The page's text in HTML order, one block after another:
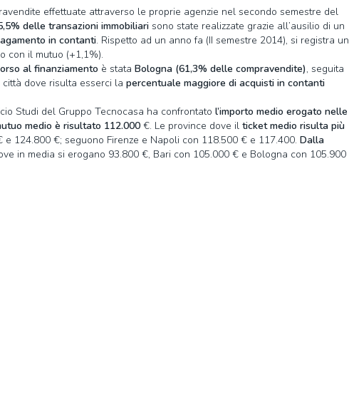
effettuate attraverso le proprie agenzie nel secondo semestre del
delle transazioni immobiliari sono state realizzate grazie all’ausilio di un
in contanti. Rispetto ad un anno fa (II semestre 2014), si registra un
con il mutuo (+1,1%).
al finanziamento è stata Bologna (61,3% delle compravendite), seguita
città dove risulta esserci la percentuale maggiore di acquisti in contanti
Studi del Gruppo Tecnocasa ha confrontato l’importo medio erogato nelle
medio è risultato 112.000 €. Le province dove il ticket medio risulta più
124.800 €; seguono Firenze e Napoli con 118.500 € e 117.400. Dalla
in media si erogano 93.800 €, Bari con 105.000 € e Bologna con 105.900